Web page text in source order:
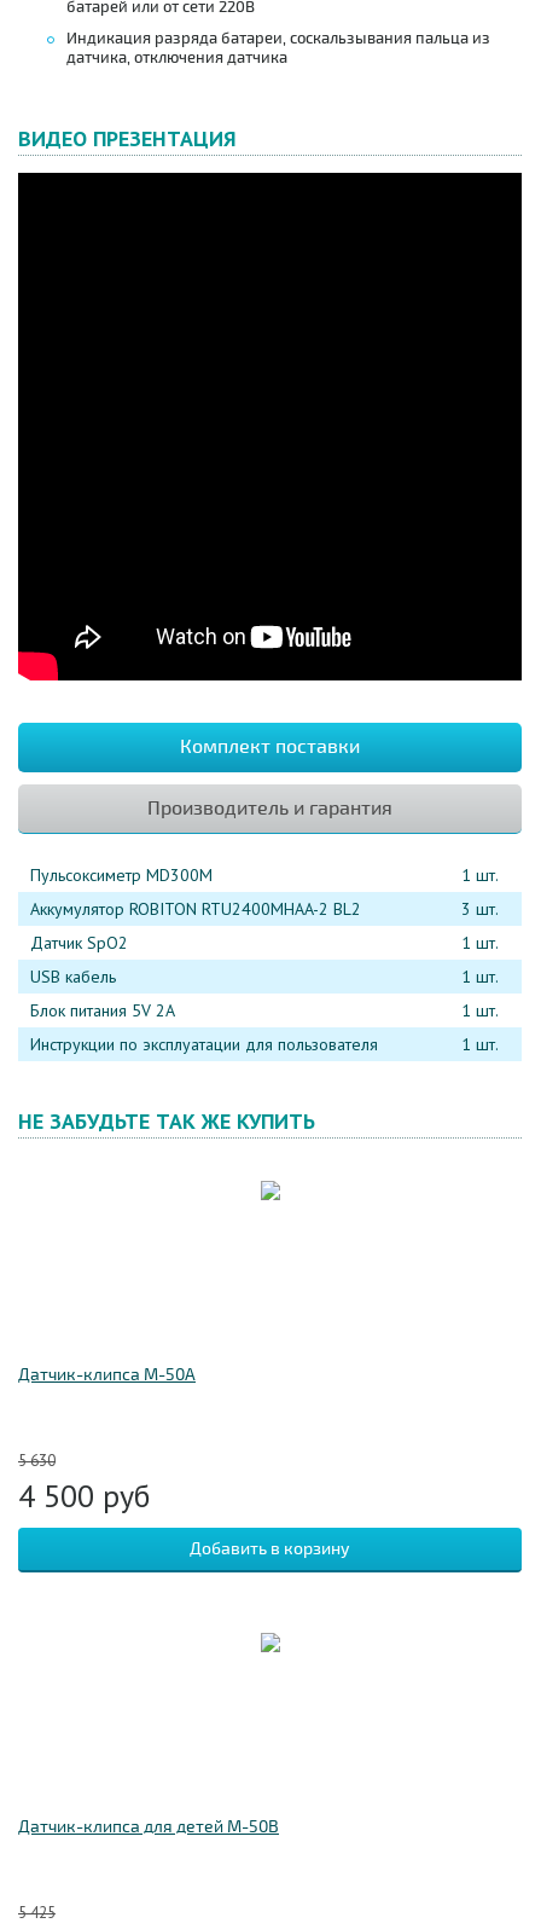
батарей или от сети 220В
Индикация разряда батареи, соскальзывания пальца из
датчика, отключения датчика
ВИДЕО ПРЕЗЕНТАЦИЯ
Комплект поставки
Производитель и гарантия
Пульсоксиметр MD300M
1 шт.
Аккумулятор ROBITON RTU2400MHAA-2 BL2
3 шт.
Датчик SpO2
1 шт.
USB кабель
1 шт.
Блок питания 5V 2A
1 шт.
Инструкции по эксплуатации для пользователя
1 шт.
НЕ ЗАБУДЬТЕ ТАК ЖЕ КУПИТЬ
Датчик-клипса M-50A
5 630
4 500 руб
Датчик-клипса для детей M-50B
5 425